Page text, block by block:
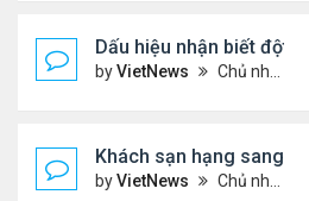
Dấu hiệu nhận biết đột
byVietNews Chủ nhật Tháng 4 17, 2022 8:41 pm
Khách sạn hạng sang
byVietNews Chủ nhật Tháng 4 17, 2022 8:40 pm